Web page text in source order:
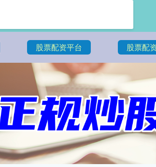
股票配资平台 股票配